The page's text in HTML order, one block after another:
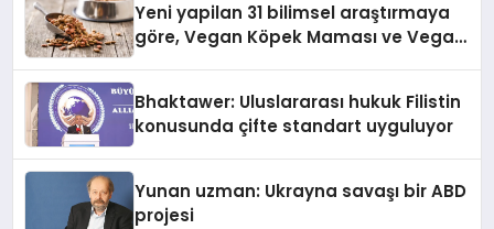
Yeni yapilan 31 bilimsel araştırmaya
göre, Vegan Köpek Maması ve Vegan
Bhaktawer: Uluslararası hukuk Filistin
konusunda çifte standart uyguluyor
Yunan uzman: Ukrayna savaşı bir ABD
projesi